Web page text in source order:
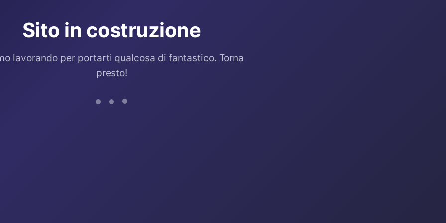
Sito in costruzione
lavorando per portarti qualcosa di fantastico. Torna
presto!